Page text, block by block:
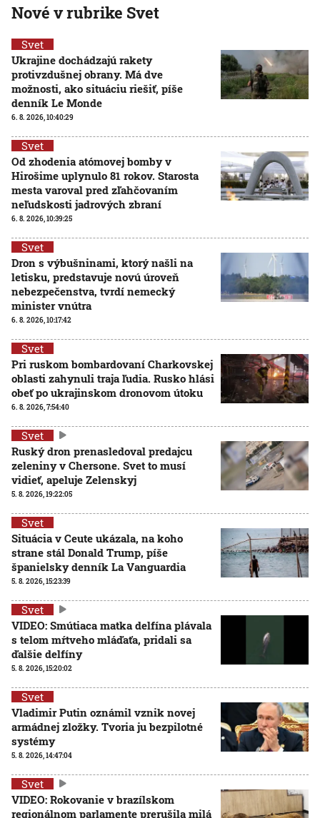
Nové v rubrike Svet
Svet
Ukrajine dochádzajú rakety
protivzdušnej obrany. Má dve
možnosti, ako situáciu riešiť, píše
denník Le Monde
6. 8. 2026, 10:40:29
Svet
Od zhodenia atómovej bomby v
Hirošime uplynulo 81 rokov. Starosta
mesta varoval pred zľahčovaním
neľudskosti jadrových zbraní
6. 8. 2026, 10:39:25
Svet
Dron s výbušninami, ktorý našli na
letisku, predstavuje novú úroveň
nebezpečenstva, tvrdí nemecký
minister vnútra
6. 8. 2026, 10:17:42
Svet
Pri ruskom bombardovaní Charkovskej
oblasti zahynuli traja ľudia. Rusko hlási
obeť po ukrajinskom dronovom útoku
6. 8. 2026, 7:54:40
Svet
Ruský dron prenasledoval predajcu
zeleniny v Chersone. Svet to musí
vidieť, apeluje Zelenskyj
5. 8. 2026, 19:22:05
Svet
Situácia v Ceute ukázala, na koho
strane stál Donald Trump, píše
španielsky denník La Vanguardia
5. 8. 2026, 15:23:39
Svet
VIDEO: Smútiaca matka delfína plávala
s telom mŕtveho mláďaťa, pridali sa
ďalšie delfíny
5. 8. 2026, 15:20:02
Svet
Vladimir Putin oznámil vznik novej
armádnej zložky. Tvoria ju bezpilotné
systémy
5. 8. 2026, 14:47:04
Svet
VIDEO: Rokovanie v brazílskom
regionálnom parlamente prerušila milá